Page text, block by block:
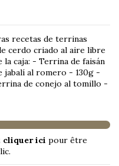
recetas de terrinas
cerdo criado al aire libre
caja: - Terrina de faisán
jabalí al romero - 130g -
de conejo al tomillo -
cliquer ici pour être